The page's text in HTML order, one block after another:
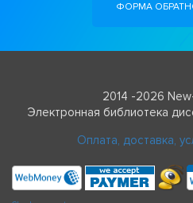
ФОРМА
2014 -2026
Электронная библиотека
Оплата, доставка,